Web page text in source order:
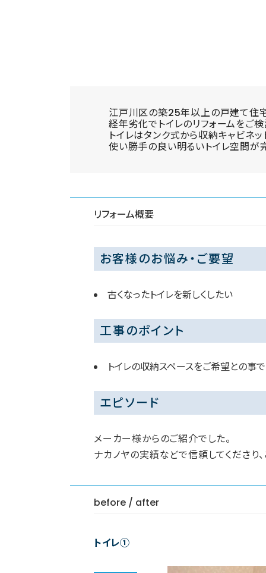
江戸川区の築25年以上の戸建て住
経年劣化でトイレのリフォームをご
トイレはタンク式から収納キャビネ
使い勝手の良い明るいトイレ空間が
リフォーム概要
お客様のお悩み・ご要望
古くなったトイレを新しくしたい
工事のポイント
トイレの収納スペースをご希望との事
エピソード
メーカー様からのご紹介でした。
ナカノヤの実績などで信頼してくださり
before / after
トイレ①